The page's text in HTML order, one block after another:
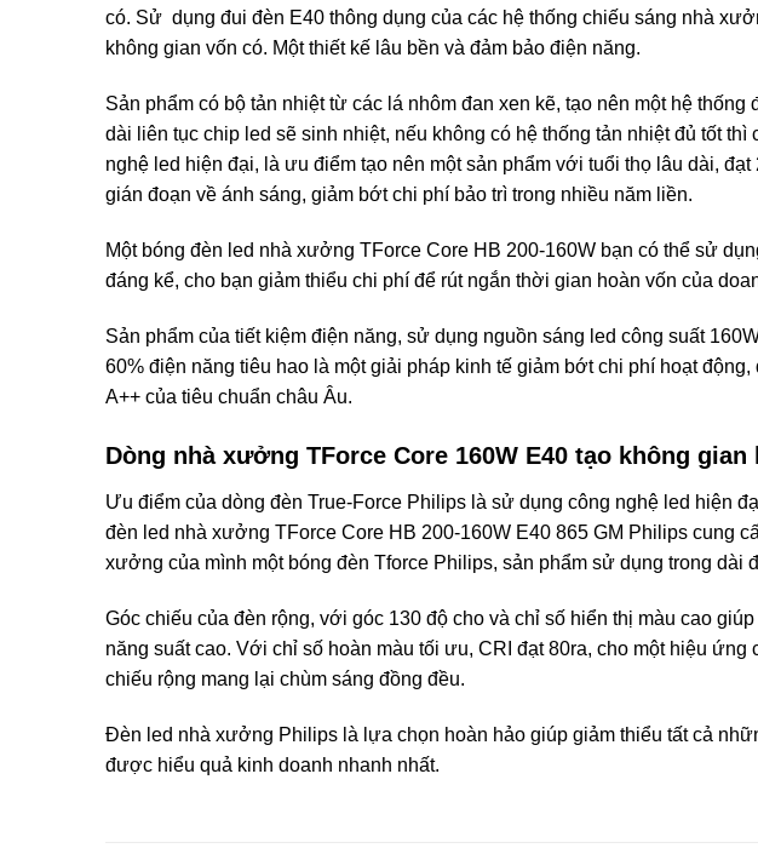
có. Sử dụng đui đèn E40 thông dụng của các hệ thống chiếu sáng nhà
không gian vốn có. Một thiết kế lâu bền và đảm bảo điện năng.
Sản phẩm có bộ tản nhiệt từ các lá nhôm đan xen kẽ, tạo nên một hệ
dài liên tục chip led sẽ sinh nhiệt, nếu không có hệ thống tản nhiệt đủ tốt
nghệ led hiện đại, là ưu điểm tạo nên một sản phẩm với tuổi thọ lâu dài,
gián đoạn về ánh sáng, giảm bớt chi phí bảo trì trong nhiều năm liền.
Một bóng đèn led nhà xưởng TForce Core HB 200-160W bạn có thể sử
đáng kể, cho bạn giảm thiểu chi phí để rút ngắn thời gian hoàn vốn của
Sản phẩm của tiết kiệm điện năng, sử dụng nguồn sáng led công suất
60% điện năng tiêu hao là một giải pháp kinh tế giảm bớt chi phí hoạt
A++ của tiêu chuẩn châu Âu.
Dòng nhà xưởng TForce Core 160W E40 tạo không
Ưu điểm của dòng đèn True-Force Philips là sử dụng công nghệ led hiện
đèn led nhà xưởng TForce Core HB 200-160W E40 865 GM Philips cung
xưởng của mình một bóng đèn Tforce Philips, sản phẩm sử dụng trong
Góc chiếu của đèn rộng, với góc 130 độ cho và chỉ số hiển thị màu cao
năng suất cao. Với chỉ số hoàn màu tối ưu, CRI đạt 80ra, cho một hiệu
chiếu rộng mang lại chùm sáng đồng đều.
Đèn led nhà xưởng Philips là lựa chọn hoàn hảo giúp giảm thiểu tất cả
được hiểu quả kinh doanh nhanh nhất.